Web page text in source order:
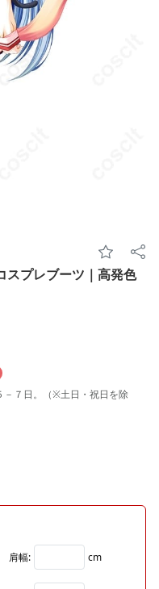
プレブーツ｜高発色
－７日。（※土日・祝日を除
肩幅: cm